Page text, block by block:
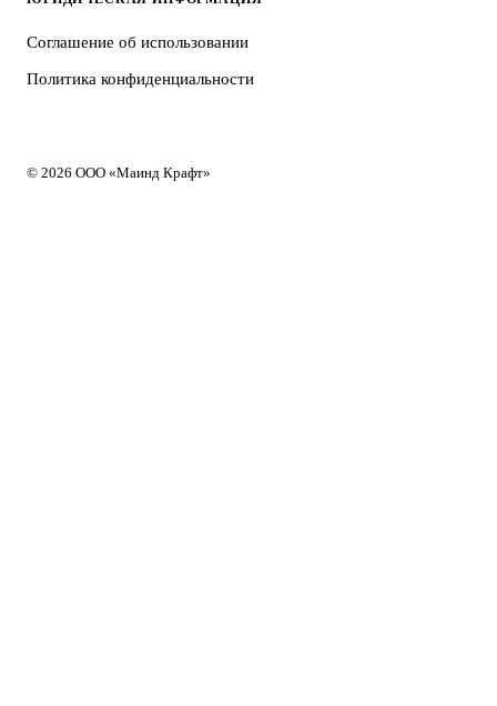
Соглашение об использовании
Политика конфиденциальности
© 2026 ООО «Маинд Крафт»